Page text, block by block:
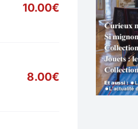
10.00€
8.00€